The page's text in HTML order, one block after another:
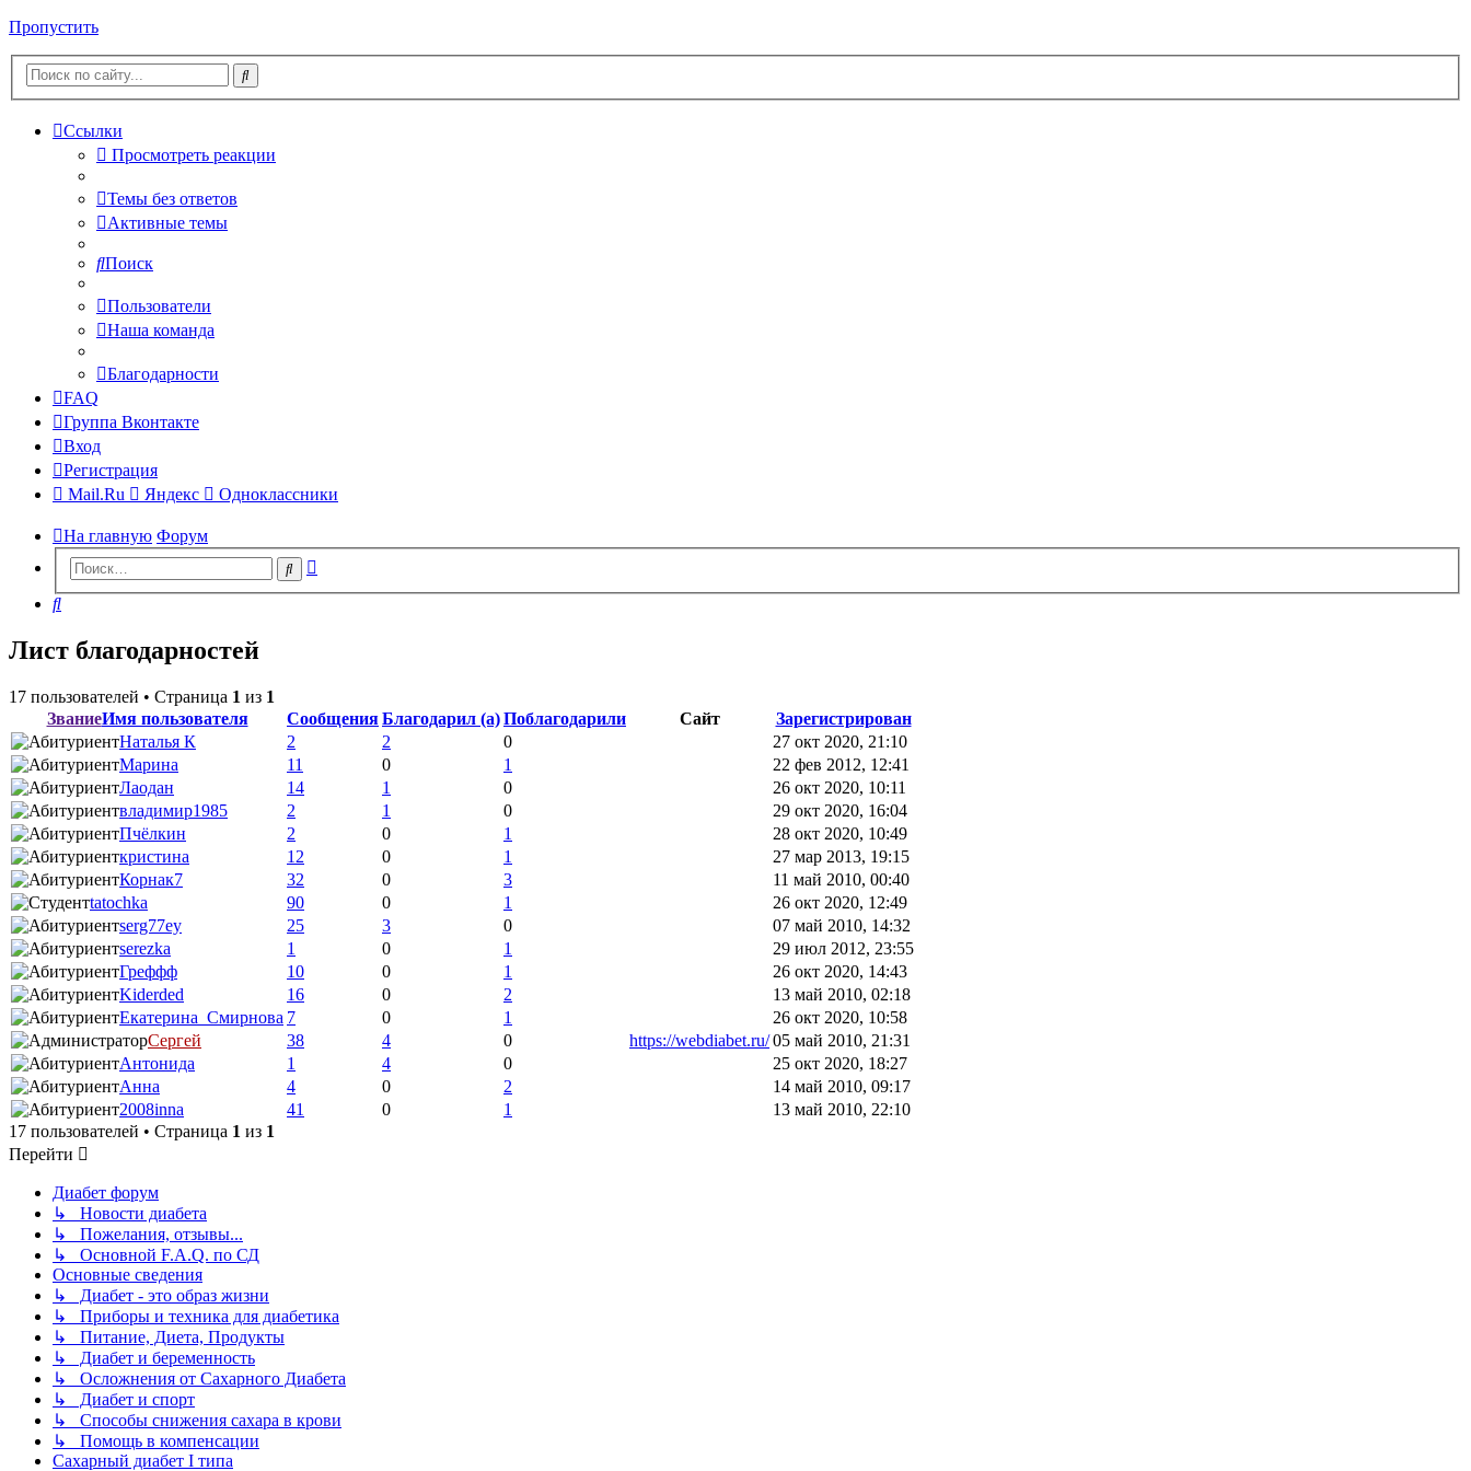
Пропустить
Ссылки
Просмотреть реакции
Темы без ответов
Активные темы
Поиск
Пользователи
Наша команда
Благодарности
FAQ
Группа Вконтакте
Вход
Регистрация
Mail.Ru
Яндекс Одноклассники
На главную Форум
Поиск
Поиск
Лист благодарностей
17 пользователей • Страница 1 из 1
ЗваниеИмя пользователя СообщенияБлагодарил (а)Поблагодарили Сайт
Зарегистрирован
Наталья К
2 2 0
27 окт 2020, 21:10
Марина
11 0 1
22 фев 2012, 12:41
Лаодан
14 1 0
26 окт 2020, 10:11
владимир1985
2 1 0
29 окт 2020, 16:04
Пчёлкин
2 0 1
28 окт 2020, 10:49
кристина
12 0 1
27 мар 2013, 19:15
Корнак7
32 0 3
11 май 2010, 00:40
tatochka
90 0 1
26 окт 2020, 12:49
serg77ey
25 3 0
07 май 2010, 14:32
serezka
1 0 1
29 июл 2012, 23:55
Греффф
10 0 1
26 окт 2020, 14:43
Kiderded
16 0 2
13 май 2010, 02:18
Екатерина_Смирнова 7 0 1
26 окт 2020, 10:58
Сергей
38 4 0 https://webdiabet.ru/05 май 2010, 21:31
Антонида
1 4 0
25 окт 2020, 18:27
Анна
4 0 2
14 май 2010, 09:17
2008inna
41 0 1
13 май 2010, 22:10
17 пользователей • Страница 1 из 1
Перейти
Диабет форум
↳ Новости диабета
↳ Пожелания, отзывы...
↳ Основной F.A.Q. по СД
Основные сведения
↳ Диабет - это образ жизни
↳ Приборы и техника для диабетика
↳ Питание, Диета, Продукты
↳ Диабет и беременность
↳ Осложнения от Сахарного Диабета
↳ Диабет и спорт
↳ Способы снижения сахара в крови
↳ Помощь в компенсации
Сахарный диабет I типа